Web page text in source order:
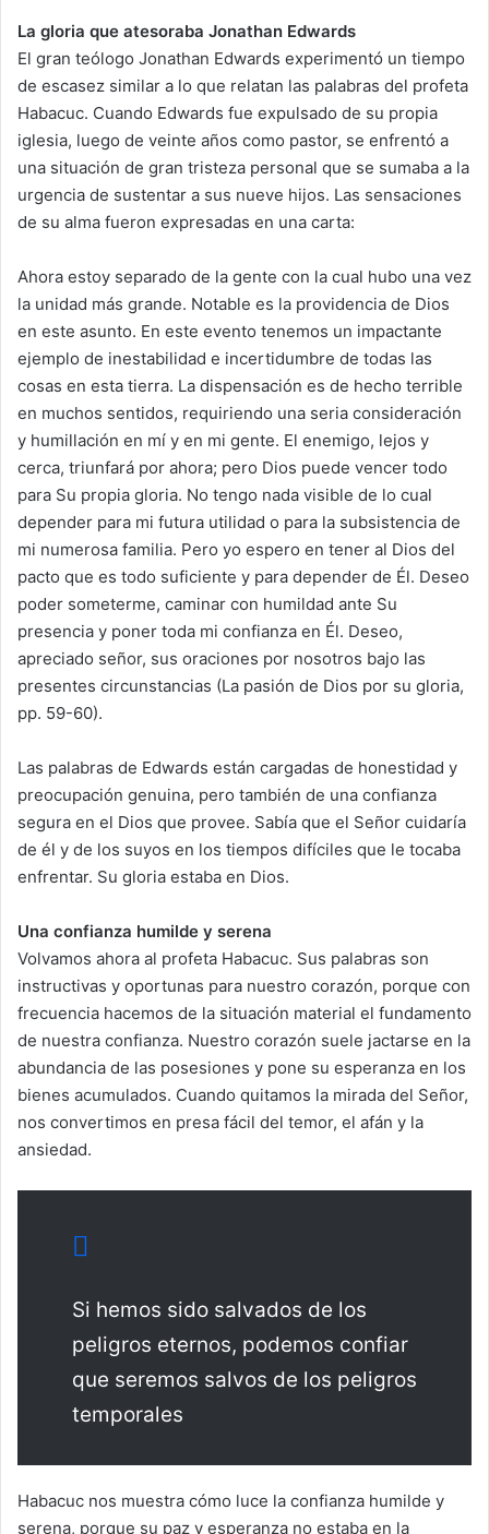
La gloria que atesoraba Jonathan Edwards
El gran teólogo Jonathan Edwards experimentó un tiempo
de escasez similar a lo que relatan las palabras del profeta
Habacuc. Cuando Edwards fue expulsado de su propia
iglesia, luego de veinte años como pastor, se enfrentó a
una situación de gran tristeza personal que se sumaba a la
urgencia de sustentar a sus nueve hijos. Las sensaciones
de su alma fueron expresadas en una carta:
Ahora estoy separado de la gente con la cual hubo una vez
la unidad más grande. Notable es la providencia de Dios
en este asunto. En este evento tenemos un impactante
ejemplo de inestabilidad e incertidumbre de todas las
cosas en esta tierra. La dispensación es de hecho terrible
en muchos sentidos, requiriendo una seria consideración
y humillación en mí y en mi gente. El enemigo, lejos y
cerca, triunfará por ahora; pero Dios puede vencer todo
para Su propia gloria. No tengo nada visible de lo cual
depender para mi futura utilidad o para la subsistencia de
mi numerosa familia. Pero yo espero en tener al Dios del
pacto que es todo suficiente y para depender de Él. Deseo
poder someterme, caminar con humildad ante Su
presencia y poner toda mi confianza en Él. Deseo,
apreciado señor, sus oraciones por nosotros bajo las
presentes circunstancias (La pasión de Dios por su gloria,
pp. 59-60).
Las palabras de Edwards están cargadas de honestidad y
preocupación genuina, pero también de una confianza
segura en el Dios que provee. Sabía que el Señor cuidaría
de él y de los suyos en los tiempos difíciles que le tocaba
enfrentar. Su gloria estaba en Dios.
Una confianza humilde y serena
Volvamos ahora al profeta Habacuc. Sus palabras son
instructivas y oportunas para nuestro corazón, porque con
frecuencia hacemos de la situación material el fundamento
de nuestra confianza. Nuestro corazón suele jactarse en la
abundancia de las posesiones y pone su esperanza en los
bienes acumulados. Cuando quitamos la mirada del Señor,
nos convertimos en presa fácil del temor, el afán y la
ansiedad.
Si hemos sido salvados de los
peligros eternos, podemos confiar
que seremos salvos de los peligros
temporales
Habacuc nos muestra cómo luce la confianza humilde y
serena, porque su paz y esperanza no estaba en la